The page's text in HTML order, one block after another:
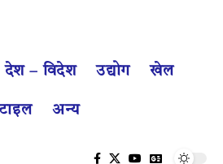
देश – विदेश उद्योग खेल
अन्य